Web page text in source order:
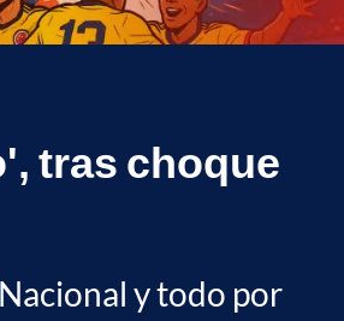
tras choque
y todo por